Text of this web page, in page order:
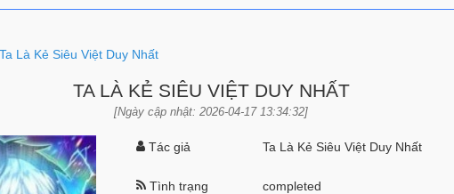
Ta Là Kẻ Siêu Việt Duy Nhất
TA LÀ KẺ SIÊU VIỆT DUY NHẤT
[Ngày cập nhật: 2026-04-17 13:34:32]
Tác giả Ta Là Kẻ Siêu Việt Duy Nhất
Tình trạng completed